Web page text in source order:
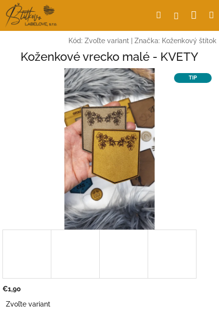
Prejsť
na
obsah
Hľadať
Kód: Zvoľte variant Značka: Koženkový štítok
Koženkové vrecko malé - KVETY
TIP
€1,90
Zvoľte variant